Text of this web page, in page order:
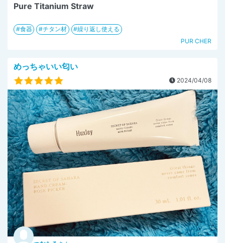
Pure Titanium Straw
食器 チタン材
繰り返し使える
PUR CHER
めっちゃいい匂い
2024/04/08